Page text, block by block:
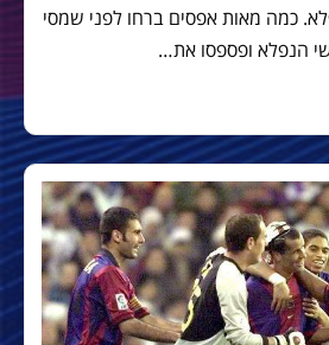
כמה מאות אפסים ברחו לפני שמסי
הנפלא ופספסו את…